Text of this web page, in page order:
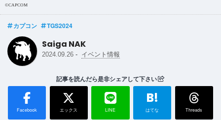
©CAPCOM
カプコン TGS2024
Saiga NAK
2024.09.26 - イベント情報
記事を読んだら是非シェアして下さい
Facebook エックス LINE
B!
はてな Threads